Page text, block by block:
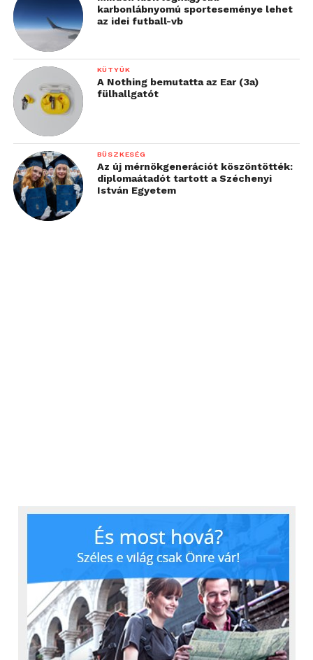
karbonlábnyomú sporteseménye lehet
az idei futball-vb
KÜTYÜK
A Nothing bemutatta az Ear (3a)
fülhallgatót
BÜSZKESÉG
Az új mérnökgenerációt köszöntötték:
diplomaátadót tartott a Széchenyi
István Egyetem